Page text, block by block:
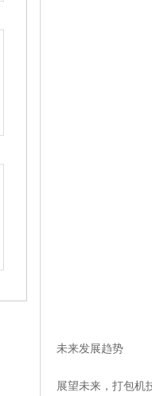
未来发展趋势
展望未来，打包机